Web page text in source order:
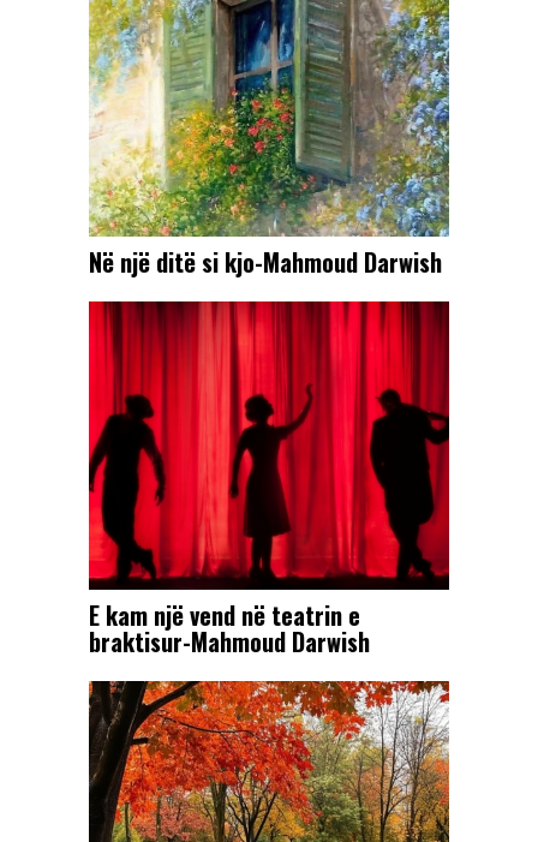
Në një ditë si kjo-Mahmoud Darwish
E kam një vend në teatrin e
braktisur-Mahmoud Darwish